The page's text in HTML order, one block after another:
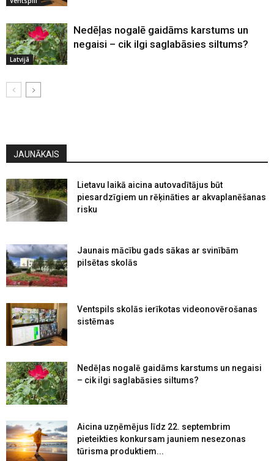
Latvijā
Nedēļas nogalē gaidāms karstums un
negaisi – cik ilgi saglabāsies siltums?
JAUNĀKAIS
Lietavu laikā aicina autovadītājus būt
piesardzīgiem un rēķināties ar akvaplanēšanas
risku
Jaunais mācību gads sākas ar svinībām
pilsētas skolās
Ventspils skolās ierīkotas videonovērošanas
sistēmas
Nedēļas nogalē gaidāms karstums un negaisi
– cik ilgi saglabāsies siltums?
Aicina uzņēmējus līdz 22. septembrim
pieteikties konkursam jauniem nesezonas
tūrisma produktiem...